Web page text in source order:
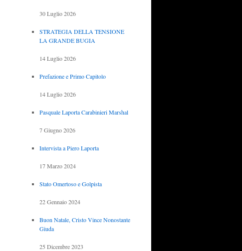
30 Luglio 2026
STRATEGIA DELLA TENSIONE
LA GRANDE BUGIA
14 Luglio 2026
Prefazione e Primo Capitolo
14 Luglio 2026
Pasquale Laporta Carabinieri Marshal
7 Giugno 2026
Intervista a Piero Laporta
17 Marzo 2024
Stato Omertoso e Golpista
22 Gennaio 2024
Buon Natale, Cristo Vince Nonostante
Giuda
25 Dicembre 2023